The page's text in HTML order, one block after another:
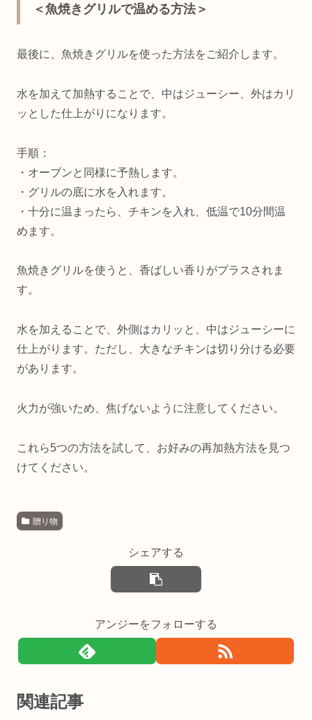
＜魚焼きグリルで温める方法＞
最後に、魚焼きグリルを使った方法をご紹介します。
水を加えて加熱することで、中はジューシー、外はカリ
ッとした仕上がりになります。
手順：
・オーブンと同様に予熱します。
・グリルの底に水を入れます。
・十分に温まったら、チキンを入れ、低温で10分間温
めます。
魚焼きグリルを使うと、香ばしい香りがプラスされま
す。
水を加えることで、外側はカリッと、中はジューシーに
仕上がります。ただし、大きなチキンは切り分ける必要
があります。
火力が強いため、焦げないように注意してください。
これら5つの方法を試して、お好みの再加熱方法を見つ
けてください。
贈り物
シェアする
アンジーをフォローする
関連記事